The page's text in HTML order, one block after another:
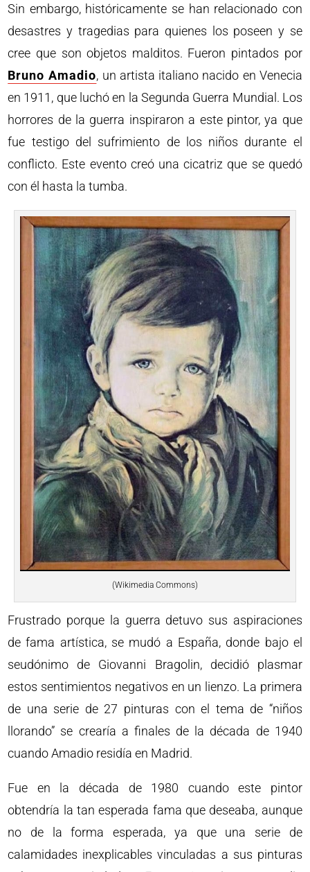
Sin embargo, históricamente se han relacionado con
desastres y tragedias para quienes los poseen y se
cree que son objetos malditos. Fueron pintados por
Bruno Amadio, un artista italiano nacido en Venecia
en 1911, que luchó en la Segunda Guerra Mundial. Los
horrores de la guerra inspiraron a este pintor, ya que
fue testigo del sufrimiento de los niños durante el
conflicto. Este evento creó una cicatriz que se quedó
con él hasta la tumba.
(Wikimedia Commons)
Frustrado porque la guerra detuvo sus aspiraciones
de fama artística, se mudó a España, donde bajo el
seudónimo de Giovanni Bragolin, decidió plasmar
estos sentimientos negativos en un lienzo. La primera
de una serie de 27 pinturas con el tema de “niños
llorando” se crearía a finales de la década de 1940
cuando Amadio residía en Madrid.
Fue en la década de 1980 cuando este pintor
obtendría la tan esperada fama que deseaba, aunque
no de la forma esperada, ya que una serie de
calamidades inexplicables vinculadas a sus pinturas